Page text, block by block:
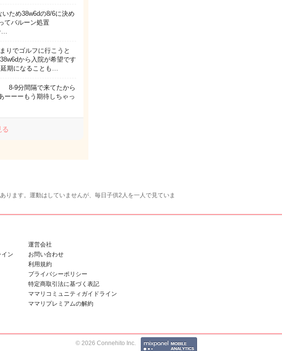
ため38w6dの8/6に決め
行ってバルーン処置
…
りでゴルフに行こうと
から入院が希望です
期になることも…
8-9分間隔で来てたから
ーーーもう期待しちゃっ
る
ます。運動はしていませんが、毎日子供2人を一人で見ていま
イン
運営会社
お問い合わせ
利用規約
プライバシーポリシー
特定商取引法に基づく表記
ママリコミュニティガイドライン
ママリプレミアムの解約
© 2026 Connehito Inc.